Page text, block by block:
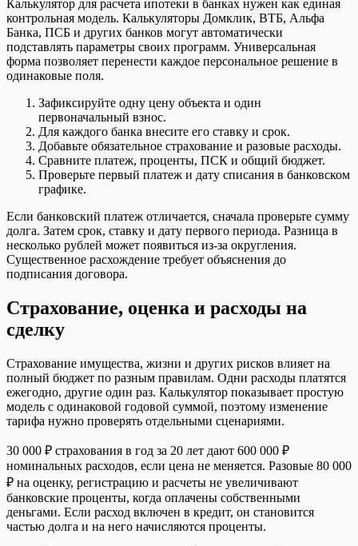
Калькулятор для расчета ипотеки в банках нужен как единая
контрольная модель. Калькуляторы Домклик, ВТБ, Альфа
Банка, ПСБ и других банков могут автоматически
подставлять параметры своих программ. Универсальная
форма позволяет перенести каждое персональное решение в
одинаковые поля.
Зафиксируйте одну цену объекта и один
первоначальный взнос.
Для каждого банка внесите его ставку и срок.
Добавьте обязательное страхование и разовые расходы.
Сравните платеж, проценты, ПСК и общий бюджет.
Проверьте первый платеж и дату списания в банковском
графике.
Если банковский платеж отличается, сначала проверьте сумму
долга. Затем срок, ставку и дату первого периода. Разница в
несколько рублей может появиться из-за округления.
Существенное расхождение требует объяснения до
подписания договора.
Страхование, оценка и расходы на
сделку
Страхование имущества, жизни и других рисков влияет на
полный бюджет по разным правилам. Одни расходы платятся
ежегодно, другие один раз. Калькулятор показывает простую
модель с одинаковой годовой суммой, поэтому изменение
тарифа нужно проверять отдельными сценариями.
30 000 ₽ страхования в год за 20 лет дают 600 000 ₽
номинальных расходов, если цена не меняется. Разовые 80 000
₽ на оценку, регистрацию и расчеты не увеличивают
банковские проценты, когда оплачены собственными
деньгами. Если расход включен в кредит, он становится
частью долга и на него начисляются проценты.